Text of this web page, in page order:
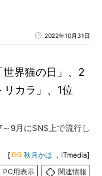
2022年10月31日
界猫の日」、2
カラ」、1位
9月にSNS上で流行し
[ 秋月かほ ，ITmedia]
PC用表示
関連情報